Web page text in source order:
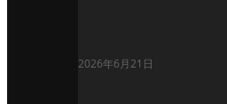
2026年6月21日